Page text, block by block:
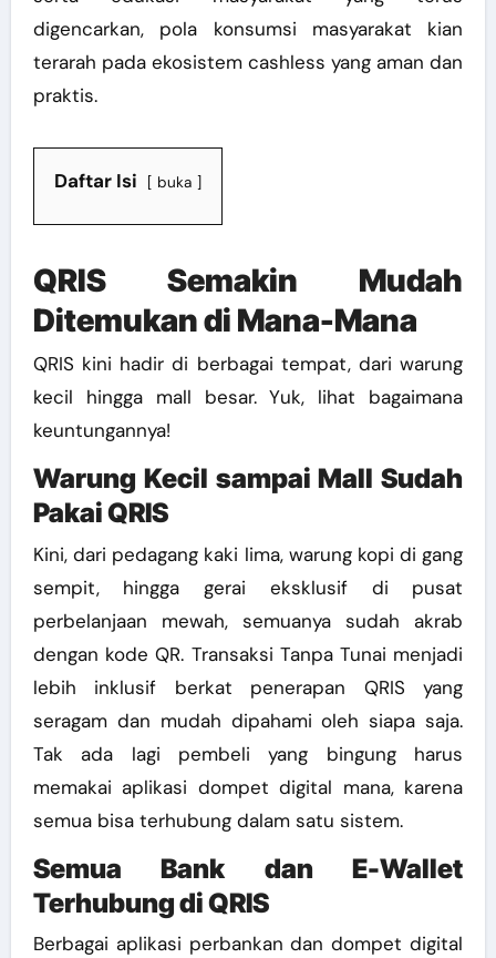
digencarkan, pola konsumsi masyarakat kian
terarah pada ekosistem cashless yang aman dan
praktis.
Daftar Isi buka
QRIS Semakin Mudah
Ditemukan di Mana-Mana
QRIS kini hadir di berbagai tempat, dari warung
kecil hingga mall besar. Yuk, lihat bagaimana
keuntungannya!
Warung Kecil sampai Mall Sudah
Pakai QRIS
Kini, dari pedagang kaki lima, warung kopi di gang
sempit, hingga gerai eksklusif di pusat
perbelanjaan mewah, semuanya sudah akrab
dengan kode QR. Transaksi Tanpa Tunai menjadi
lebih inklusif berkat penerapan QRIS yang
seragam dan mudah dipahami oleh siapa saja.
Tak ada lagi pembeli yang bingung harus
memakai aplikasi dompet digital mana, karena
semua bisa terhubung dalam satu sistem.
Semua Bank dan E-Wallet
Terhubung di QRIS
Berbagai aplikasi perbankan dan dompet digital